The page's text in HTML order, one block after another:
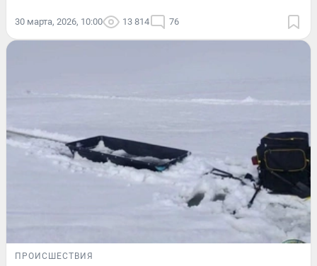
30 марта, 2026, 10:00 13 814 76
ПРОИСШЕСТВИЯ